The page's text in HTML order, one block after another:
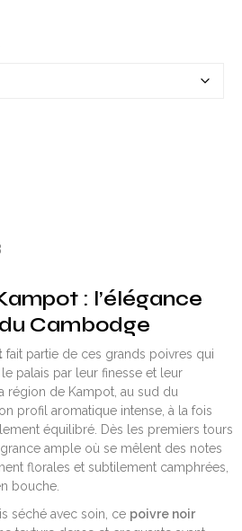
: l’élégance
Cambodge
fait partie de ces grands poivres qui
palais par leur finesse et leur
région de Kampot, au sud du
profil aromatique intense, à la fois
équilibré. Dès les premiers tours
ample où se mêlent des notes
florales et subtilement camphrées,
bouche.
séché avec soin, ce poivre noir